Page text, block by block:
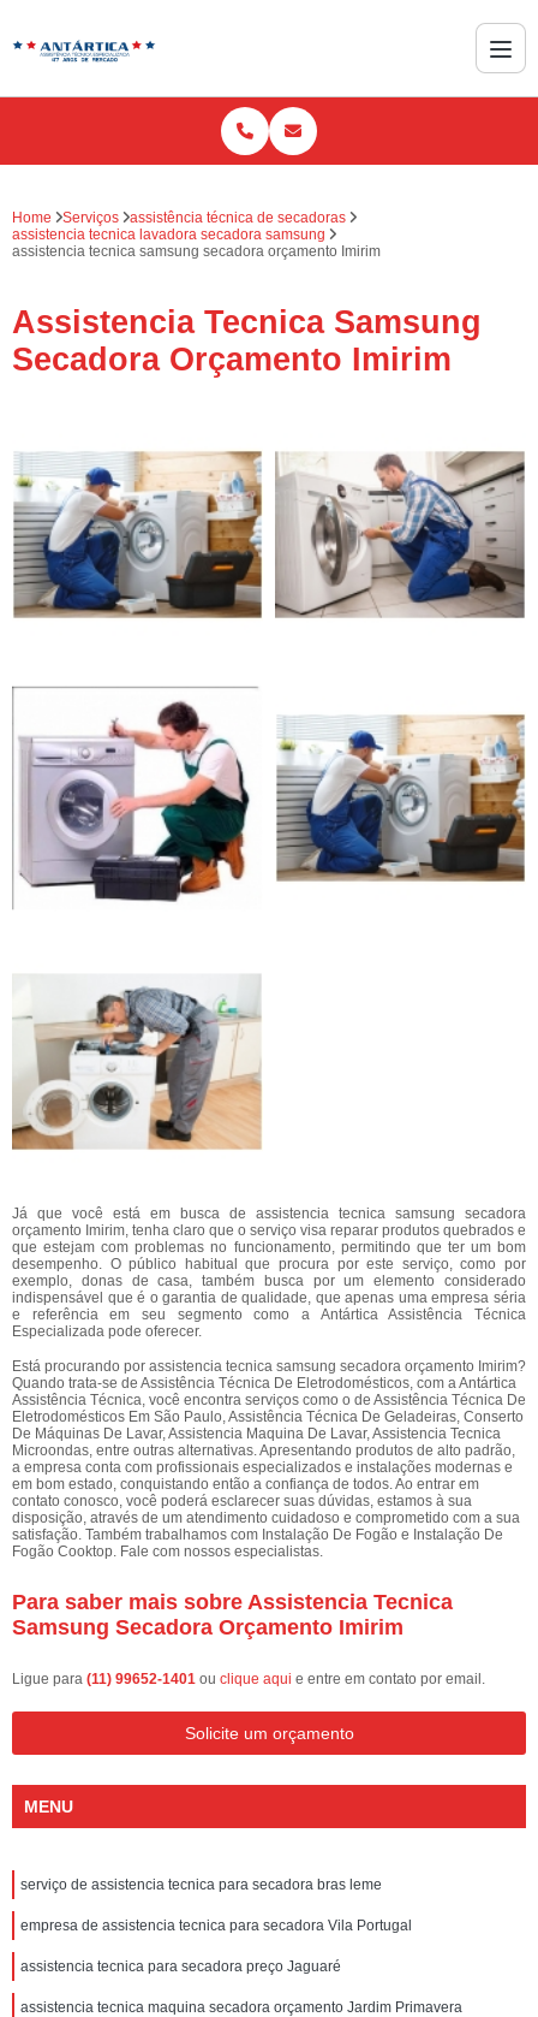
Home Serviços
assistência técnica de secadoras
assistencia tecnica lavadora secadora samsung
assistencia tecnica samsung secadora orçamento Imirim
Assistencia Tecnica Samsung
Secadora Orçamento Imirim
Já que você está em busca de assistencia tecnica samsung secadora
orçamento Imirim, tenha claro que o serviço visa reparar produtos quebrados e
que estejam com problemas no funcionamento, permitindo que ter um bom
desempenho. O público habitual que procura por este serviço, como por
exemplo, donas de casa, também busca por um elemento considerado
indispensável que é o garantia de qualidade, que apenas uma empresa séria
e referência em seu segmento como a Antártica Assistência Técnica
Especializada pode oferecer.
Está procurando por assistencia tecnica samsung secadora orçamento Imirim?
Quando trata-se de Assistência Técnica De Eletrodomésticos, com a Antártica
Assistência Técnica, você encontra serviços como o de Assistência Técnica De
Eletrodomésticos Em São Paulo, Assistência Técnica De Geladeiras, Conserto
De Máquinas De Lavar, Assistencia Maquina De Lavar, Assistencia Tecnica
Microondas, entre outras alternativas. Apresentando produtos de alto padrão,
a empresa conta com profissionais especializados e instalações modernas e
em bom estado, conquistando então a confiança de todos. Ao entrar em
contato conosco, você poderá esclarecer suas dúvidas, estamos à sua
disposição, através de um atendimento cuidadoso e comprometido com a sua
satisfação. Também trabalhamos com Instalação De Fogão e Instalação De
Fogão Cooktop. Fale com nossos especialistas.
Para saber mais sobre Assistencia Tecnica
Samsung Secadora Orçamento Imirim
Ligue para (11) 99652-1401 ou clique aqui e entre em contato por email.
Solicite um orçamento
MENU
serviço de assistencia tecnica para secadora bras leme
empresa de assistencia tecnica para secadora Vila Portugal
assistencia tecnica para secadora preço Jaguaré
assistencia tecnica maquina secadora orçamento Jardim Primavera